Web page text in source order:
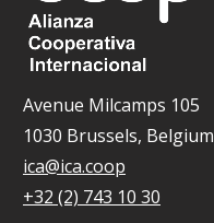
Avenue Milcamps 105
1030 Brussels, Belgium
ica@ica.coop
+32 (2) 743 10 30